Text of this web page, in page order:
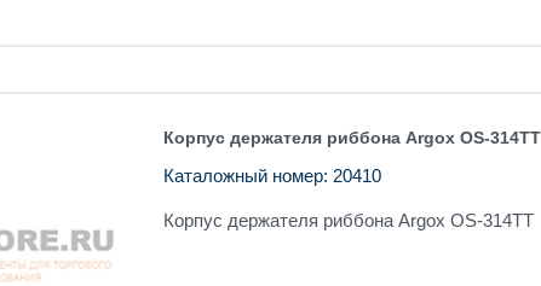
Корпус держателя риббона Argox OS-314TT
Каталожный номер: 20410
Корпус держателя риббона Argox OS-314TT